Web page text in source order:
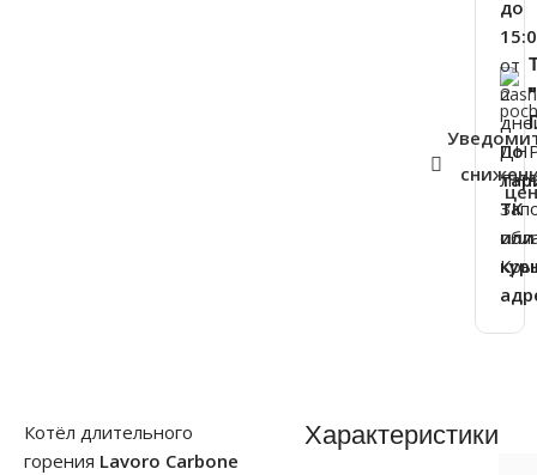
до
от
2
По
ТК
или
Котёл длительного
горения Lavoro Carbone
Характеристики